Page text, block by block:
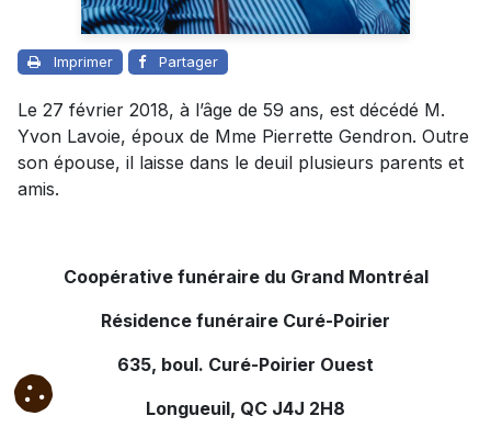
Imprimer Partager
Le 27 février 2018, à l’âge de 59 ans, est décédé M.
Yvon Lavoie, époux de Mme Pierrette Gendron. Outre
son épouse, il laisse dans le deuil plusieurs parents et
amis.
Coopérative funéraire du Grand Montréal
Résidence funéraire Curé-Poirier
635, boul. Curé-Poirier Ouest
Longueuil, QC J4J 2H8